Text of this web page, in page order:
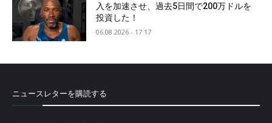
入を加速させ、過去5日間で200万ドルを
投資した！
06.08.2026 - 17:17
ニュースレターを購読する